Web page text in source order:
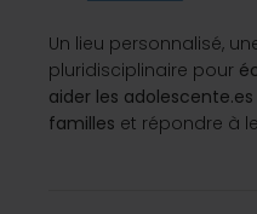
Un lieu personnalisé,
pluridisciplinaire pour
aider les
familles et répondre à